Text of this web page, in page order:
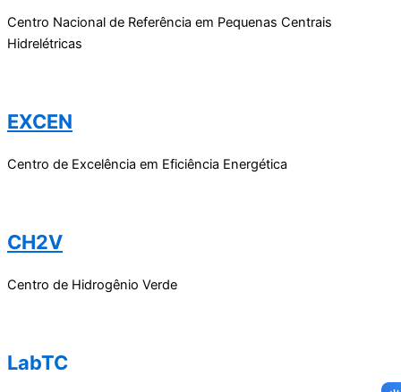
Centro Nacional de Referência em Pequenas Centrais
Hidrelétricas
EXCEN
Centro de Excelência em Eficiência Energética
CH2V
Centro de Hidrogênio Verde
LabTC